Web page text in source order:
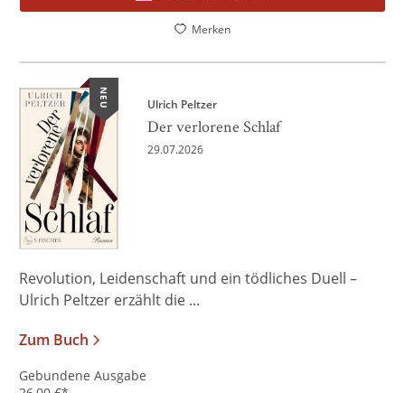
Merken
NEU Ulrich Peltzer
Der verlorene Schlaf
29.07.2026
Revolution, Leidenschaft und ein tödliches Duell –
Ulrich Peltzer erzählt die ...
Zum Buch
Gebundene Ausgabe